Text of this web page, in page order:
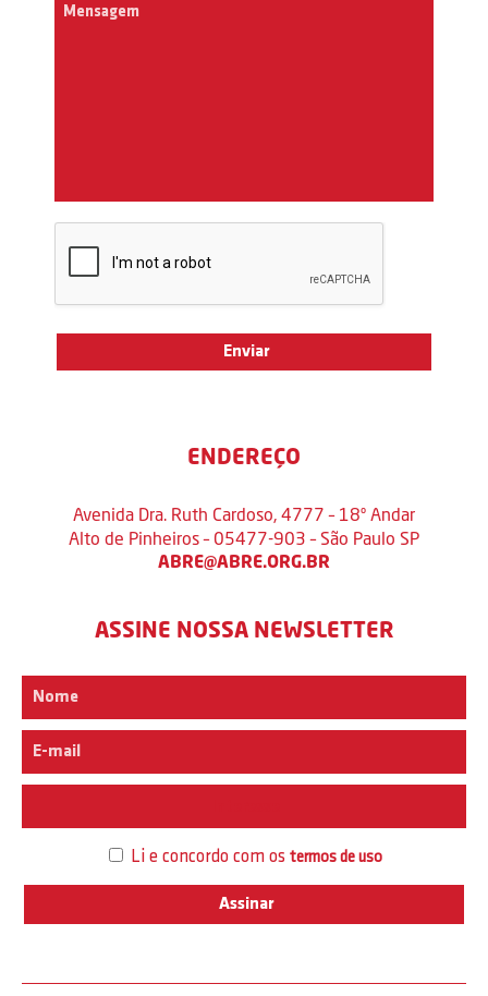
ENDEREÇO
Avenida Dra. Ruth Cardoso, 4777 – 18º Andar
Alto de Pinheiros – 05477-903 – São Paulo SP
ABRE@ABRE.ORG.BR
ASSINE NOSSA NEWSLETTER
Li e concordo com os termos de uso